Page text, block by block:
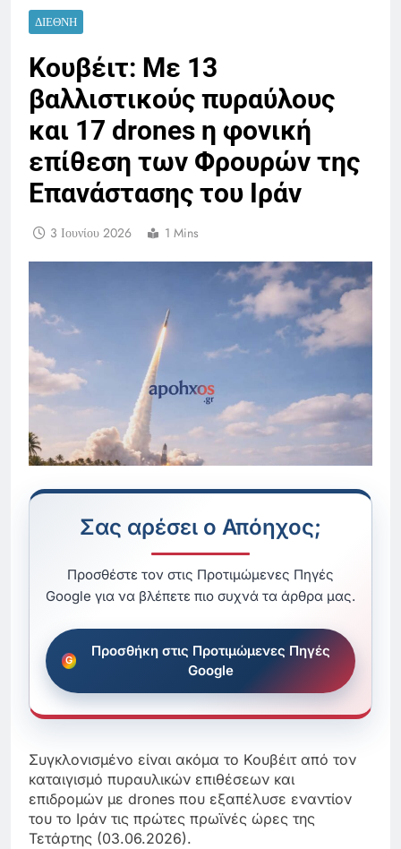
ΔΙΕΘΝΉ
Κουβέιτ: Με 13
βαλλιστικούς πυραύλους
και 17 drones η φονική
επίθεση των Φρουρών της
Επανάστασης του Ιράν
3 Ιουνίου 2026 1 Mins
Σας αρέσει ο Απόηχος;
Προσθέστε τον στις Προτιμώμενες Πηγές
Google για να βλέπετε πιο συχνά τα άρθρα μας.
Προσθήκη στις Προτιμώμενες Πηγές
Google
Συγκλονισμένο είναι ακόμα το Κουβέιτ από τον
καταιγισμό πυραυλικών επιθέσεων και
επιδρομών με drones που εξαπέλυσε εναντίον
του το Ιράν τις πρώτες πρωϊνές ώρες της
Τετάρτης (03.06.2026).